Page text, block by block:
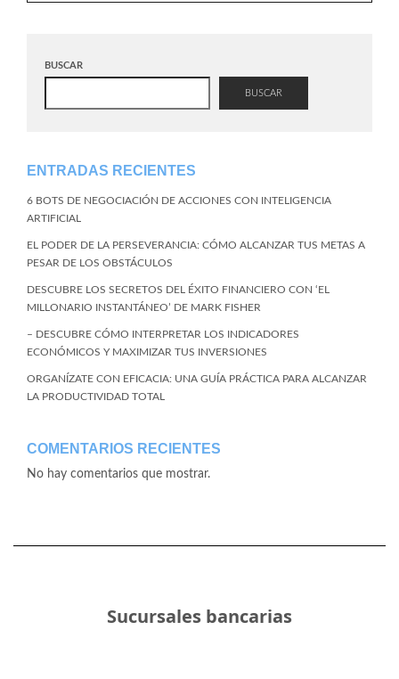
BUSCAR
BUSCAR
ENTRADAS RECIENTES
6 BOTS DE NEGOCIACIÓN DE ACCIONES CON INTELIGENCIA
ARTIFICIAL
EL PODER DE LA PERSEVERANCIA: CÓMO ALCANZAR TUS METAS A
PESAR DE LOS OBSTÁCULOS
DESCUBRE LOS SECRETOS DEL ÉXITO FINANCIERO CON ‘EL
MILLONARIO INSTANTÁNEO’ DE MARK FISHER
– DESCUBRE CÓMO INTERPRETAR LOS INDICADORES
ECONÓMICOS Y MAXIMIZAR TUS INVERSIONES
ORGANÍZATE CON EFICACIA: UNA GUÍA PRÁCTICA PARA ALCANZAR
LA PRODUCTIVIDAD TOTAL
COMENTARIOS RECIENTES
No hay comentarios que mostrar.
Sucursales bancarias